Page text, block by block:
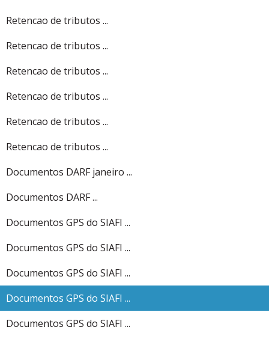
Retencao de tributos ...
Retencao de tributos ...
Retencao de tributos ...
Retencao de tributos ...
Retencao de tributos ...
Retencao de tributos ...
Documentos DARF janeiro ...
Documentos DARF ...
Documentos GPS do SIAFI ...
Documentos GPS do SIAFI ...
Documentos GPS do SIAFI ...
Documentos GPS do SIAFI ...
Documentos GPS do SIAFI ...